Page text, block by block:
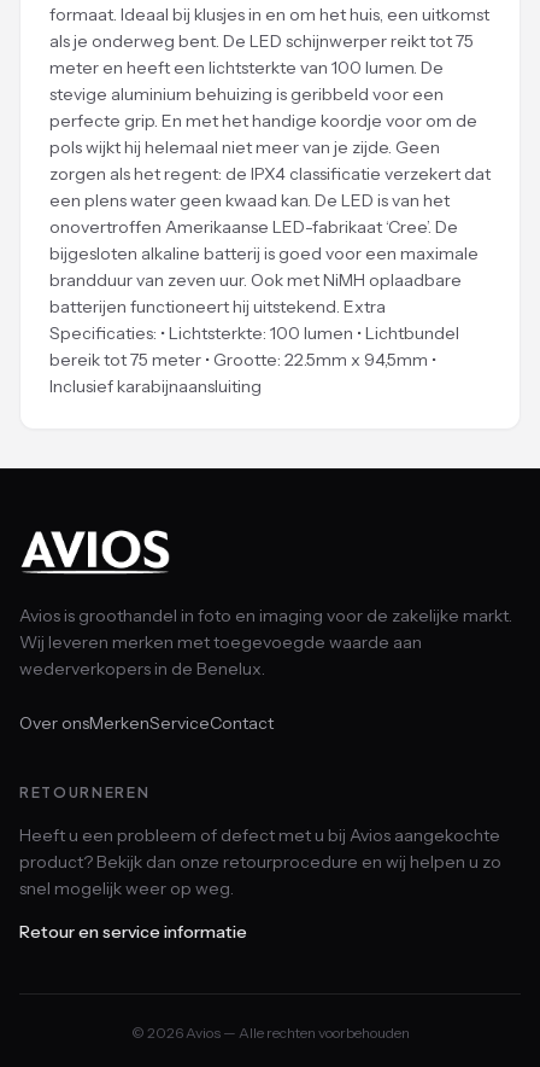
formaat. Ideaal bij klusjes in en om het huis, een uitkomst
als je onderweg bent. De LED schijnwerper reikt tot 75
meter en heeft een lichtsterkte van 100 lumen. De
stevige aluminium behuizing is geribbeld voor een
perfecte grip. En met het handige koordje voor om de
pols wijkt hij helemaal niet meer van je zijde. Geen
zorgen als het regent: de IPX4 classificatie verzekert dat
een plens water geen kwaad kan. De LED is van het
onovertroffen Amerikaanse LED-fabrikaat ‘Cree’. De
bijgesloten alkaline batterij is goed voor een maximale
brandduur van zeven uur. Ook met NiMH oplaadbare
batterijen functioneert hij uitstekend. Extra
Specificaties: • Lichtsterkte: 100 lumen • Lichtbundel
bereik tot 75 meter • Grootte: 22.5mm x 94,5mm •
Inclusief karabijnaansluiting
Avios is groothandel in foto en imaging voor de zakelijke markt.
Wij leveren merken met toegevoegde waarde aan
wederverkopers in de Benelux.
Over onsMerkenServiceContact
RETOURNEREN
Heeft u een probleem of defect met u bij Avios aangekochte
product? Bekijk dan onze retourprocedure en wij helpen u zo
snel mogelijk weer op weg.
Retour en service informatie
© 2026 Avios — Alle rechten voorbehouden